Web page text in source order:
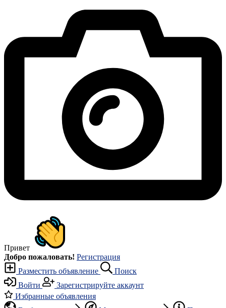
Привет
Добро пожаловать! Регистрация
Разместить объявление
Поиск
Войти
Зарегистрируйте аккаунт
Избранные объявления